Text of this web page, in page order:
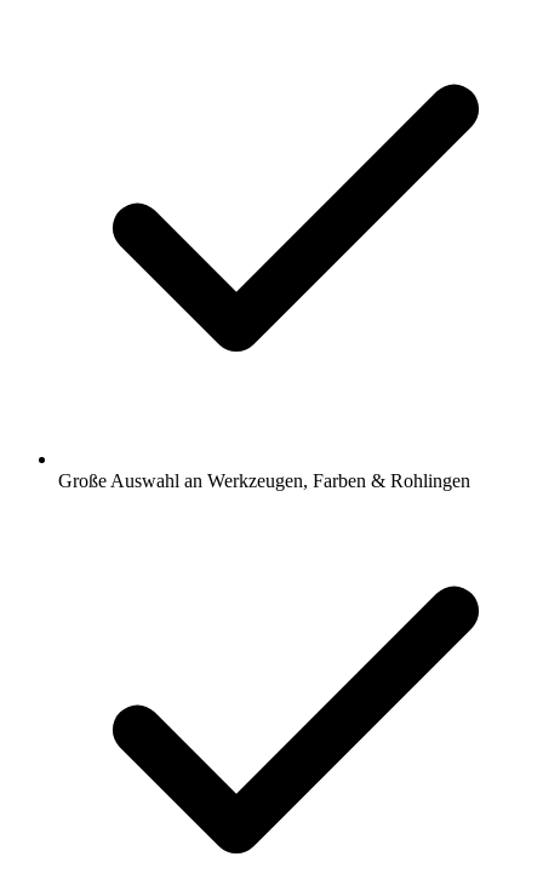
Große Auswahl an Werkzeugen, Farben & Rohlingen